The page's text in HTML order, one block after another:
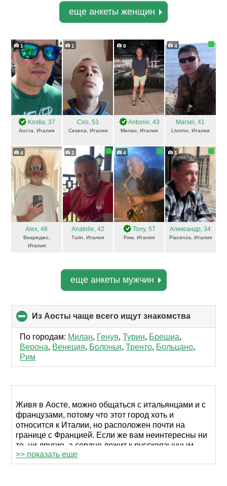
еще анкеты женщин
1
Kostia, 37
Аоста, Италия
1
Ciro, 53
Cesena, Италия
8
Antonio, 43
Милан, Италия
4
Marsel , 41
Livorno, Италия
4
Alex, 48
Виареджо,
Италия
2
Anatolie, 42
Turin, Италия
4
Tony, 57
Рим, Италия
1
Александр, 34
Piacenza, Италия
еще анкеты мужчин
Из Аосты чаще всего ищут знакомства
to
contents
По городам: Милан, Генуя,Турин, Брешиа,
Верона, Венеция, Болонья,Тренто, Больцано,
Рим
Живя в Аосте, можно общаться с итальянцами и с
французами, потому что этот город хоть и
относится к Италии, но расположен почти на
границе с Францией. Если же вам неинтересны ни
те, ни другие, а сердце лежит к русскоязычным
людям, ищите себе собеседников и друзей на
RusDate.
>> показать еще